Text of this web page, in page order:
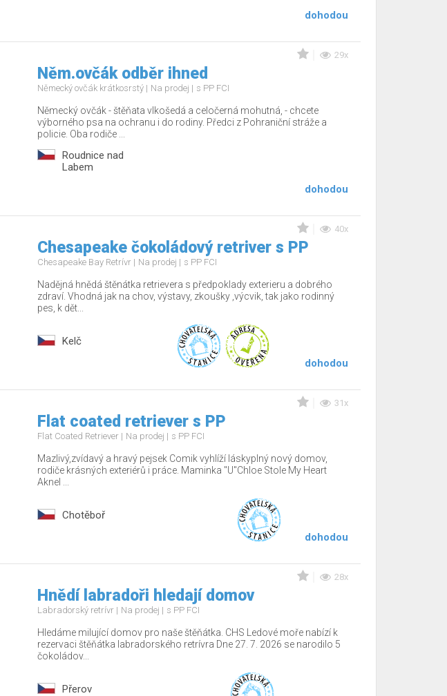
dohodou
29x
Něm.ovčák odběr ihned
Německý ovčák krátkosrstý Na prodej s PP FCI
Německý ovčák - štěňata vlkošedá a celočerná mohutná, - chcete
výborného psa na ochranu i do rodiny. Předci z Pohraniční stráže a
policie. Oba rodiče ...
Roudnice nad
Labem
dohodou
40x
Chesapeake čokoládový retriver s PP
Chesapeake Bay Retrívr Na prodej s PP FCI
Nadějná hnědá štěnátka retrievera s předpoklady exterieru a dobrého
zdraví. Vhodná jak na chov, výstavy, zkoušky ,výcvik, tak jako rodinný
pes, k dět...
Kelč
dohodou
31x
Flat coated retriever s PP
Flat Coated Retriever Na prodej s PP FCI
Mazlivý,zvídavý a hravý pejsek Comik vyhlíží láskyplný nový domov,
rodiče krásných exteriérů i práce. Maminka "U"Chloe Stole My Heart
Aknel ...
Chotěboř
dohodou
28x
Hnědí labradoři hledají domov
Labradorský retrívr Na prodej s PP FCI
Hledáme milující domov pro naše štěňátka. CHS Ledové moře nabízí k
rezervaci štěňátka labradorského retrívra Dne 27. 7. 2026 se narodilo 5
čokoládov...
Přerov